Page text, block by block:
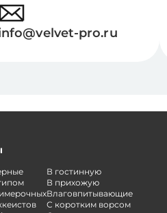
pro.ru
В гостинную
В прихожую
Влаговпитывающие
С коротким ворсом